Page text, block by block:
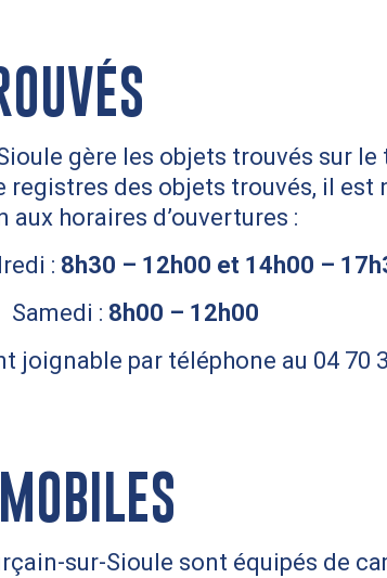
gère les objets trouvés sur
des objets trouvés, il est
horaires d’ouvertures :
: 8h30 – 12h00 et 14h00 –
Samedi : 8h00 – 12h00
par téléphone au 04 70
sur-Sioule sont équipés de